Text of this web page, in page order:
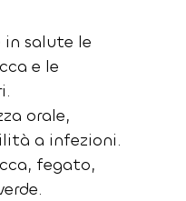
salute le
e le
orale,
a infezioni.
fegato,